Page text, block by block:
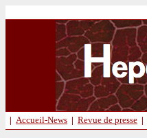
| Accueil-News | Revue de presse |